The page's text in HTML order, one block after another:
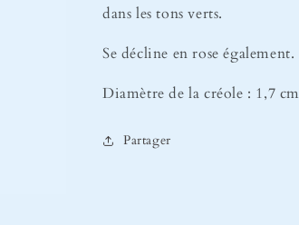
dans les tons verts.
Se décline en rose également.
Diamètre de la créole : 1,7 cm
Partager